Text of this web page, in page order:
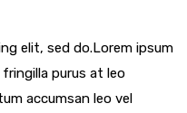
elit, sed do.Lorem ipsum
purus at leo
accumsan leo vel